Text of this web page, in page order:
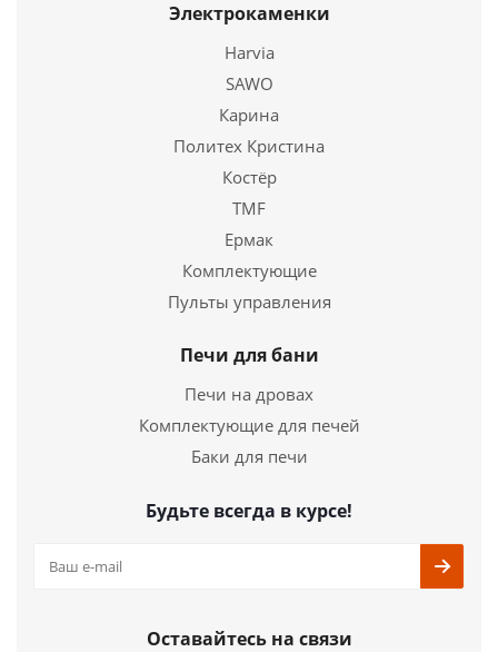
Печь для бани "ЛАВА" 22 (ДТ-4С) Б/В
Подробнее
Электрокаменки
Harvia
SAWO
Карина
Политех Кристина
Костёр
TMF
Ермак
Комплектующие
Пульты управления
Печи для бани
Печи на дровах
Комплектующие для печей
Баки для печи
Будьте всегда в курсе!
Оставайтесь на связи